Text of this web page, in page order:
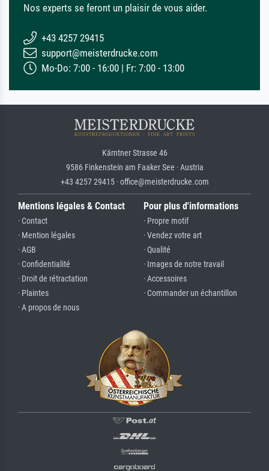
Nos experts se feront un plaisir de vous aider.
+43 4257 29415
support@meisterdrucke.com
Mo-Do: 7:00 - 16:00 | Fr: 7:00 - 13:00
Kärntner Strasse 46
9586 Finkenstein am Faaker See · Austria
+43 4257 29415 · office@meisterdrucke.com
Mentions légales & Contact
· Contact
· Mention légales
· AGB
· Confidentialité
· Droit de rétractation
· Plaintes
· A propos de nous
Pour plus d'informations
· Propre motif
· Vendez votre art
· Qualité
· Images de notre travail
· Accessoires
· Commander un échantillon